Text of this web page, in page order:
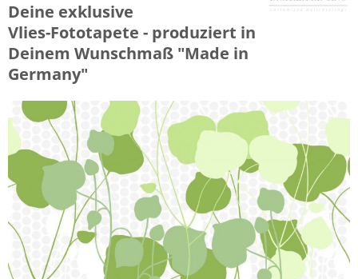
Deine exklusive
Vlies-Fototapete - produziert in
Deinem Wunschmaß "Made in
Germany"